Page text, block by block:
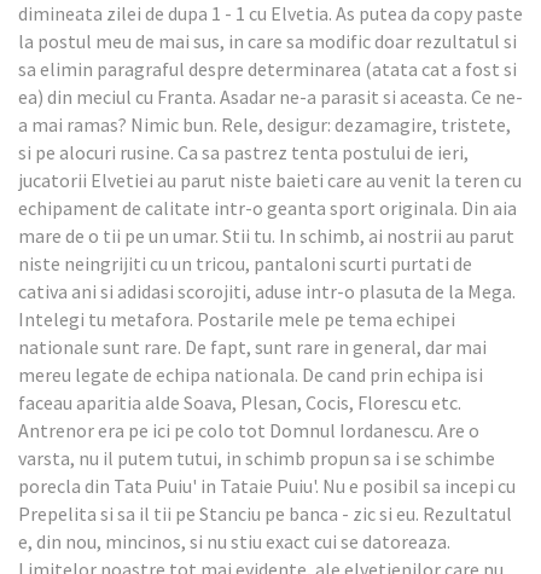
dimineata zilei de dupa 1 - 1 cu Elvetia. As putea da copy paste
la postul meu de mai sus, in care sa modific doar rezultatul si
sa elimin paragraful despre determinarea (atata cat a fost si
ea) din meciul cu Franta. Asadar ne-a parasit si aceasta. Ce ne-
a mai ramas? Nimic bun. Rele, desigur: dezamagire, tristete,
si pe alocuri rusine. Ca sa pastrez tenta postului de ieri,
jucatorii Elvetiei au parut niste baieti care au venit la teren cu
echipament de calitate intr-o geanta sport originala. Din aia
mare de o tii pe un umar. Stii tu. In schimb, ai nostrii au parut
niste neingrijiti cu un tricou, pantaloni scurti purtati de
cativa ani si adidasi scorojiti, aduse intr-o plasuta de la Mega.
Intelegi tu metafora. Postarile mele pe tema echipei
nationale sunt rare. De fapt, sunt rare in general, dar mai
mereu legate de echipa nationala. De cand prin echipa isi
faceau aparitia alde Soava, Plesan, Cocis, Florescu etc.
Antrenor era pe ici pe colo tot Domnul Iordanescu. Are o
varsta, nu il putem tutui, in schimb propun sa i se schimbe
porecla din Tata Puiu' in Tataie Puiu'. Nu e posibil sa incepi cu
Prepelita si sa il tii pe Stanciu pe banca - zic si eu. Rezultatul
e, din nou, mincinos, si nu stiu exact cui se datoreaza.